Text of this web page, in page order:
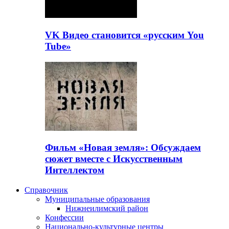
VK Видео становится «русским You
Tube»
Фильм «Новая земля»: Обсуждаем
сюжет вместе с Искусственным
Интеллектом
Справочник
Муниципальные образования
Нижнеилимский район
Конфессии
Национально-культурные центры